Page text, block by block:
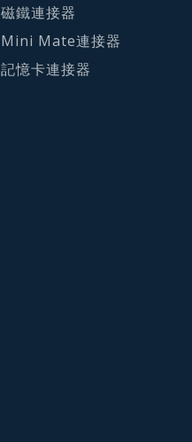
磁鐵連接器
Mini Mate連接器
記憶卡連接器